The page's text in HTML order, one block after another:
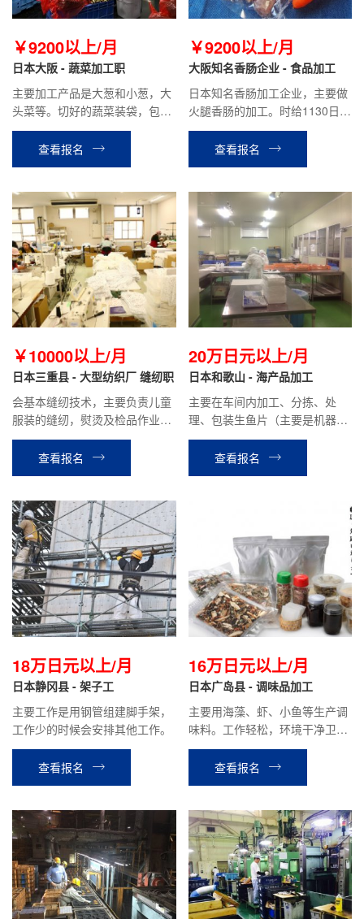
￥9200以上/月
日本大阪 - 蔬菜加工职
主要加工产品是大葱和小葱，大
头菜等。切好的蔬菜装袋，包
装，脱水等工作。时给992日
元，平均到手工资：18万以上。
查看报名
￥9200以上/月
大阪知名香肠企业 - 食品加工
日本知名香肠加工企业，主要做
火腿香肠的加工。时给1130日
元，平均到手工资18万以上。
查看报名
￥10000以上/月
日本三重县 - 大型纺织厂 缝纫职
会基本缝纫技术，主要负责儿童
服装的缝纫，熨烫及检品作业，
大企业加班多，到手工资20万日
元以上。需要有耐力，手指灵
巧，认真，性格开朗的人。
查看报名
20万日元以上/月
日本和歌山 - 海产品加工
主要在车间内加工、分拣、处
理、包装生鱼片（主要是机器片
鱼片、少量手工）
查看报名
18万日元以上/月
日本静冈县 - 架子工
主要工作是用钢管组建脚手架，
工作少的时候会安排其他工作。
查看报名
16万日元以上/月
日本广岛县 - 调味品加工
主要用海藻、虾、小鱼等生产调
味料。工作轻松，环境干净卫
生。最好有工厂工作经验，可以
胜任站立工作。
查看报名